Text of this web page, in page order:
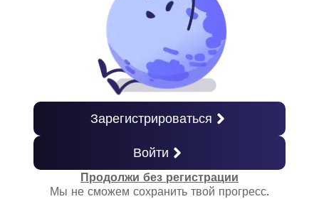
Экономика
Вымирание
Зарегистрироваться
Войти
Продолжи без регистрации
Мы не сможем сохранить твой прогресс.